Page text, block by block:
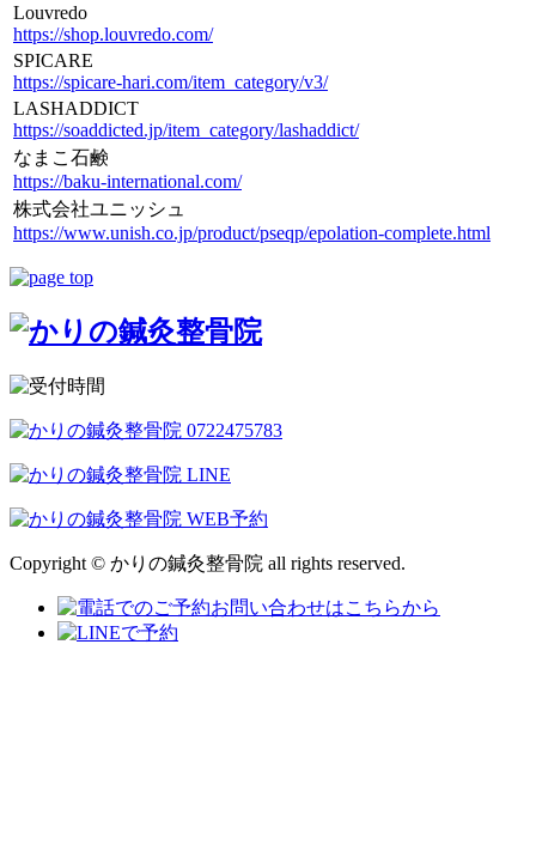
Louvredo
https://shop.louvredo.com/
SPICARE
https://spicare-hari.com/item_category/v3/
LASHADDICT
https://soaddicted.jp/item_category/lashaddict/
なまこ石鹸
https://baku-international.com/
株式会社ユニッシュ
https://www.unish.co.jp/product/pseqp/epolation-complete.html
Copyright © かりの鍼灸整骨院 all rights reserved.